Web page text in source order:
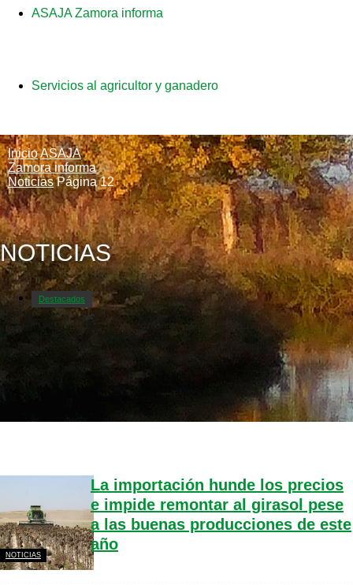
ASAJA Zamora informa
Servicios al agricultor y ganadero
InicioASAJA
Zamora informa
Noticias Página 12
NOTICIAS
Destacados
NOTICIAS
La importación hunde los precios
e impide remontar al girasol pese
a las buenas producciones de este
año